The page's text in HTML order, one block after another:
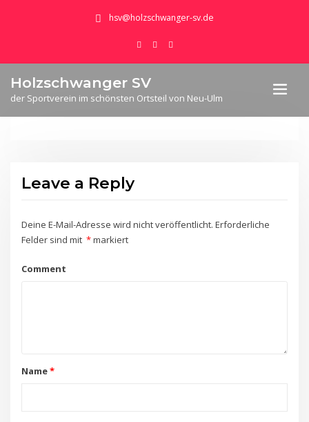
hsv@holzschwanger-sv.de
Holzschwanger SV
der Sportverein im schönsten Ortsteil von Neu-Ulm
Leave a Reply
Deine E-Mail-Adresse wird nicht veröffentlicht. Erforderliche
Felder sind mit *markiert
Comment
Name*